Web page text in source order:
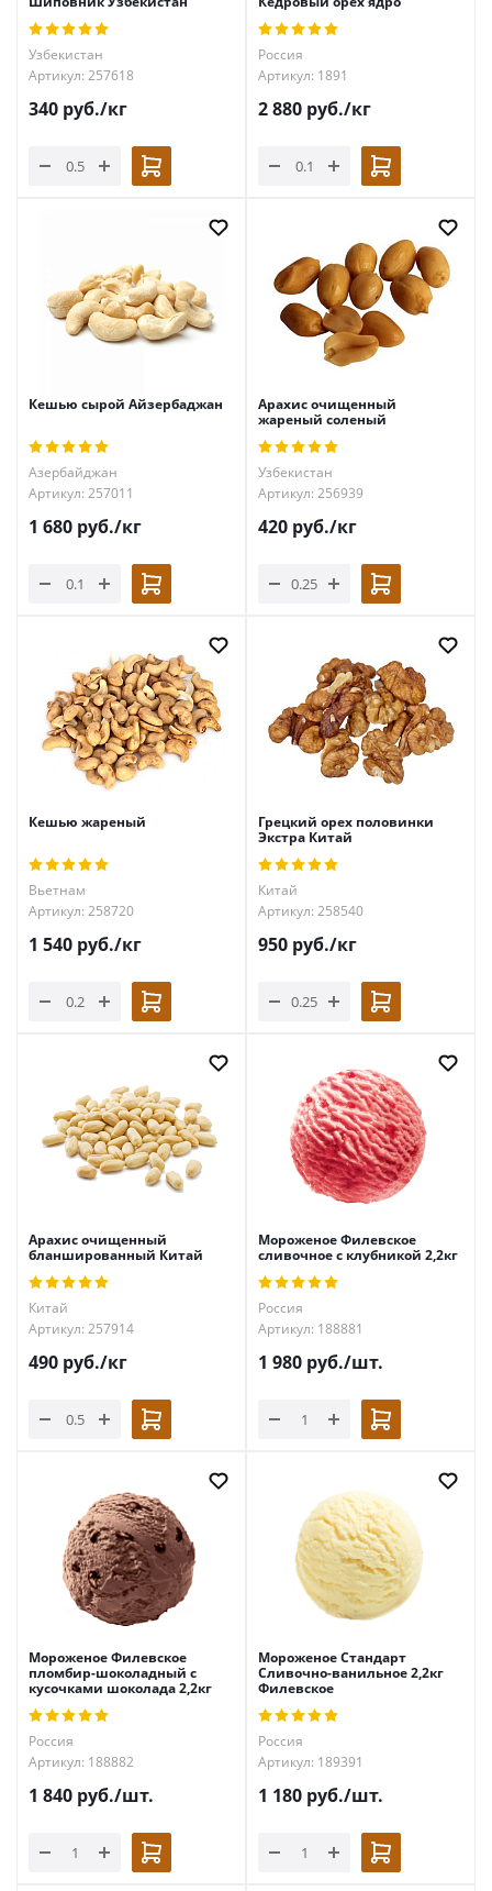
Узбекистан
Артикул: 257618
340 руб./кг
Россия
Артикул: 1891
2 880 руб./кг
Кешью сырой Айзербаджан
Азербайджан
Артикул: 257011
1 680 руб./кг
Арахис очищенный
жареный соленый
Узбекистан
Артикул: 256939
420 руб./кг
Кешью жареный
Вьетнам
Артикул: 258720
1 540 руб./кг
Грецкий орех половинки
Экстра Китай
Китай
Артикул: 258540
950 руб./кг
Арахис очищенный
бланшированный Китай
Китай
Артикул: 257914
490 руб./кг
Мороженое Филевское
сливочное с клубникой 2,2кг
Россия
Артикул: 188881
1 980 руб./шт.
Мороженое Филевское
пломбир-шоколадный с
кусочками шоколада 2,2кг
Россия
Артикул: 188882
1 840 руб./шт.
Мороженое Стандарт
Сливочно-ванильное 2,2кг
Филевское
Россия
Артикул: 189391
1 180 руб./шт.